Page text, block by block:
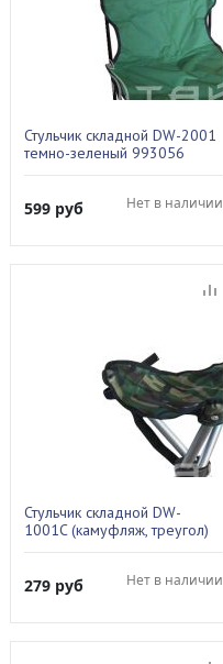
Стульчик складной DW-2001
темно-зеленый 993056
599 руб Нет в наличии
Стульчик складной DW-
1001C (камуфляж, треугол)
279 руб Нет в наличии